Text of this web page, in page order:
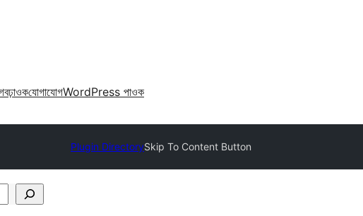
যোগাযোগWordPress পাওক
Plugin DirectorySkip To Content Button